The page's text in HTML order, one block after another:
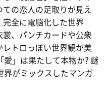
ての恋人の足取りが見え
全に電脳化した世界
裳、パンチカードや公衆
レトロっぽい世界観が美
」は果たして本物か? 謎
がミックスしたマンガ